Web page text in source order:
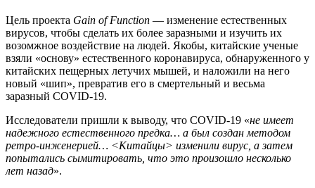
Цель проекта Gain of Function — изменение естественных
вирусов, чтобы сделать их более заразными и изучить их
возомжное воздействие на людей. Якобы, китайские ученые
взяли «основу» естественного коронавируса, обнаруженного у
китайских пещерных летучих мышей, и наложили на него
новый «шип», превратив его в смертельный и весьма
заразный COVID-19.
Исследователи пришли к выводу, что COVID-19 «не имеет
надежного естественного предка… а был создан методом
ретро-инженерией… <Китайцы> изменили вирус, а затем
попытались сымитировать, что это произошло несколько
лет назад».